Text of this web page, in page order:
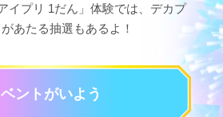
イプリ 1だん」体験では、デカプ
あたる抽選もあるよ！
ントがいよう